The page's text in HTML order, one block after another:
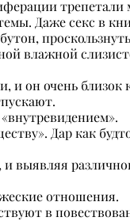
Даже секс в
влажной
он очень близок
Дар как
выявляя
отношения.
в